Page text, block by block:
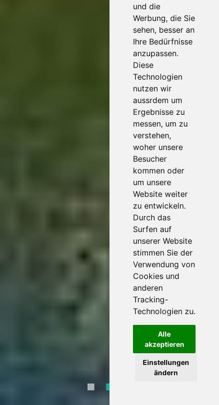
und die
Werbung, die Sie
sehen, besser an
Ihre Bedürfnisse
anzupassen.
Diese
Technologien
nutzen wir
aussrdem um
Ergebnisse zu
messen, um zu
verstehen,
woher unsere
Besucher
kommen oder
um unsere
Website weiter
zu entwickeln.
Durch das
Surfen auf
unserer Website
stimmen Sie der
Verwendung von
Cookies und
anderen
Tracking-
Technologien zu.
Alle
akzeptieren
Einstellungen
ändern